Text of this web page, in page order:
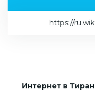
https://
Интернет в